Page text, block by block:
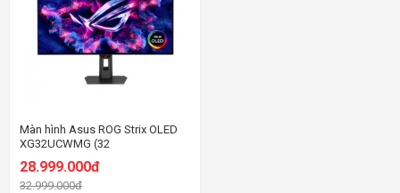
Màn hình Asus ROG Strix OLED
XG32UCWMG (32
FHD@480Hz/0.03ms)
28.999.000đ
32.999.000đ